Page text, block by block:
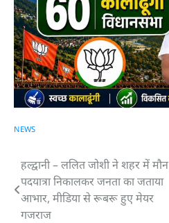
NEWS
Post
navigation
हल्द्वानी – ललित जोशी ने शहर में मौन
पदयात्रा निकालकर जनता का जताया
आभार, मीडिया से रूबरू हुए मेयर
गजराज